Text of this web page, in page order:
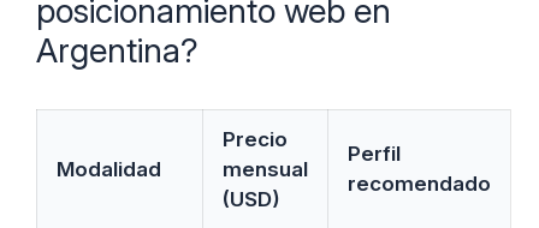
posicionamiento web en
Argentina?
Modalidad
Precio
mensual
(USD)
Perfil
recomendado